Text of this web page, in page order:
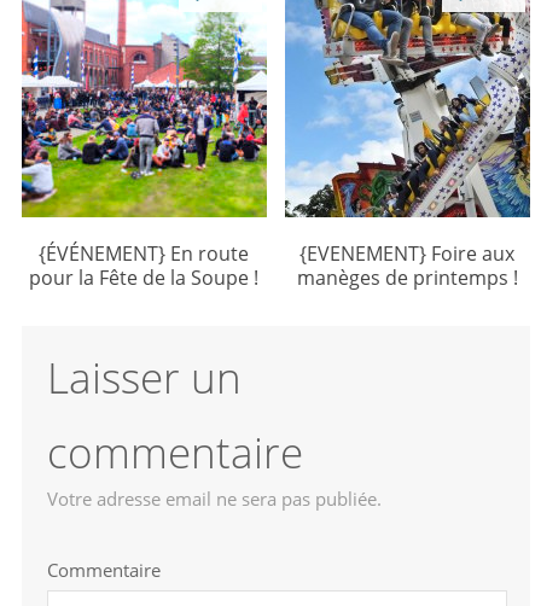
{ÉVÉNEMENT} En route
pour la Fête de la Soupe !
{EVENEMENT} Foire aux
manèges de printemps !
Laisser un
commentaire
Votre adresse email ne sera pas publiée.
Commentaire